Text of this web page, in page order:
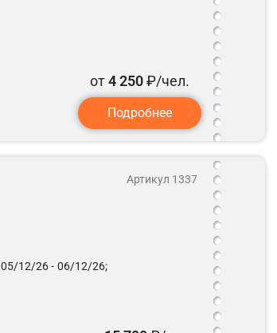
от4 250₽/чел.
Подробнее
05/12/26 - 06/12/26;
Артикул 1337